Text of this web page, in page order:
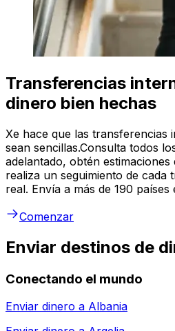
Transferencias
dinero bien hechas
Xe hace que las transferencias
sean sencillas.Consulta todos
adelantado, obtén
realiza un seguimiento de cada
real. Envía a más de 190 países
Comenzar
Enviar destinos de
Conectando el mundo
Enviar dinero a Albania